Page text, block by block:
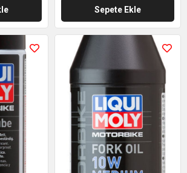
Sepete Ekle